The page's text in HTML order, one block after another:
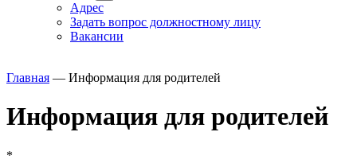
Адрес
Задать вопрос должностному лицу
Вакансии
Главная — Информация для родителей
Информация для родителей
*